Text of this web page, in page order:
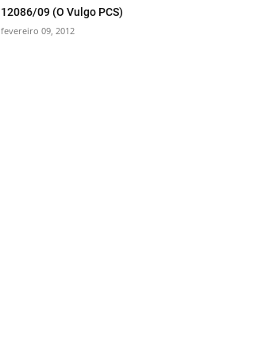
12086/09 (O Vulgo PCS)
fevereiro 09, 2012